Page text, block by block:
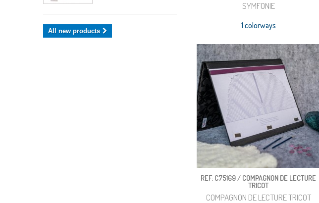
All new products
SYMFONIE
1 colorways
REF: C75169 / COMPAGNON DE LECTURE
TRICOT
COMPAGNON DE LECTURE TRICOT